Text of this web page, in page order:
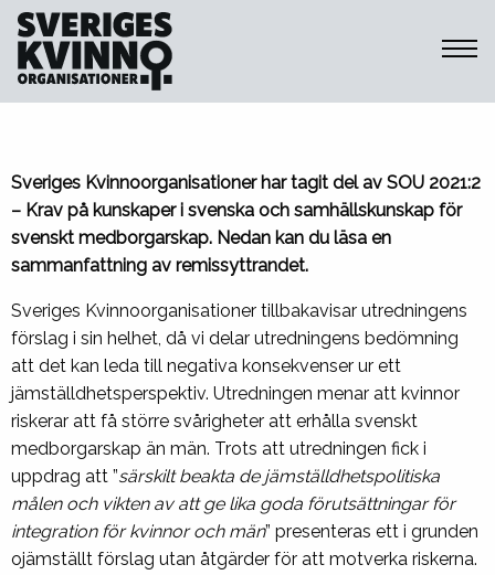
Sveriges Kvinnoorganisationer
Remissvar: Krav på kunskaper i
svenska och samhällskunskap för
medborgarskap
Sveriges Kvinnoorganisationer har tagit del av SOU 2021:2
– Krav på kunskaper i svenska och samhällskunskap för
svenskt medborgarskap. Nedan kan du läsa en
sammanfattning av remissyttrandet.
Sveriges Kvinnoorganisationer tillbakavisar utredningens
förslag i sin helhet, då vi delar utredningens bedömning
att det kan leda till negativa konsekvenser ur ett
jämställdhetsperspektiv. Utredningen menar att kvinnor
riskerar att få större svårigheter att erhålla svenskt
medborgarskap än män. Trots att utredningen fick i
uppdrag att ”särskilt beakta de jämställdhetspolitiska
målen och vikten av att ge lika goda förutsättningar för
integration för kvinnor och män” presenteras ett i grunden
ojämställt förslag utan åtgärder för att motverka riskerna.